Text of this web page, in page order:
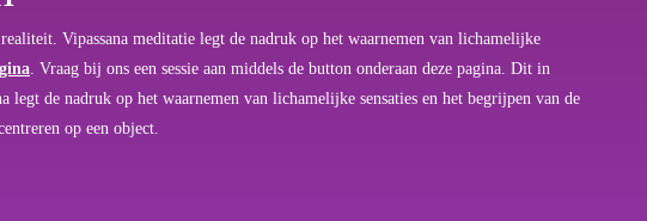
Vipassana meditatie legt de nadruk op het waarnemen van lichamelijke
. Vraag bij ons een sessie aan middels de button onderaan deze pagina. Dit in
de nadruk op het waarnemen van lichamelijke sensaties en het begrijpen van de
op een object.